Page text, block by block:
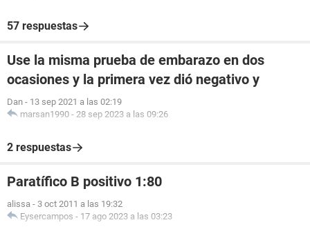
57 respuestas
Use la misma prueba de embarazo en dos
ocasiones y la primera vez dió negativo y
Dan - 13 sep 2021 a las 02:19
marsan1990 - 28 sep 2023 a las 09:26
2 respuestas
Paratífico B positivo 1:80
alissa - 3 oct 2011 a las 19:32
Eysercampos - 17 ago 2023 a las 03:23